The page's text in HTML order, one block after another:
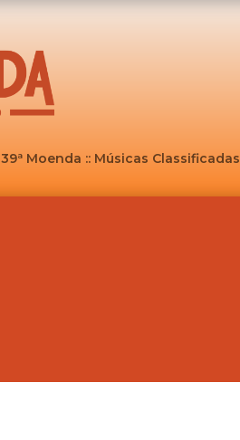
39ª Moenda :: Músicas Classificadas